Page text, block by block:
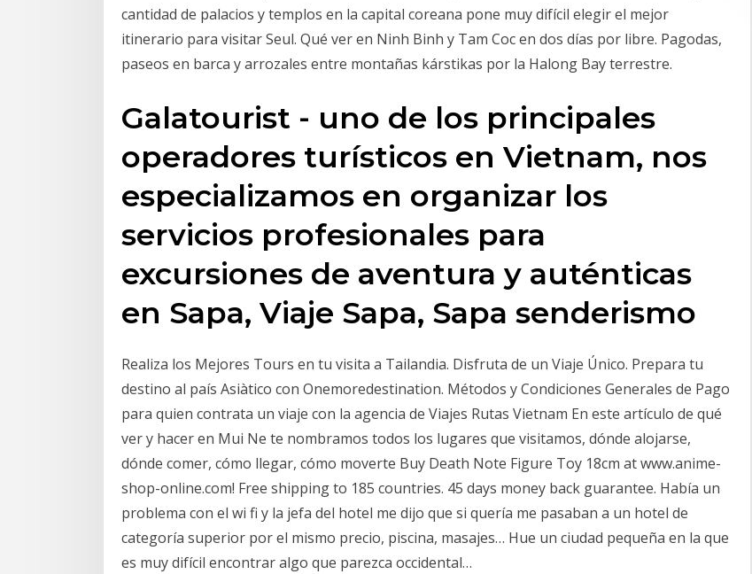
cantidad de palacios y templos en la capital coreana pone muy difícil elegir el mejor
itinerario para visitar Seul. Qué ver en Ninh Binh y Tam Coc en dos días por libre. Pagodas,
paseos en barca y arrozales entre montañas kárstikas por la Halong Bay terrestre.
Galatourist - uno de los principales
operadores turísticos en Vietnam, nos
especializamos en organizar los
servicios profesionales para
excursiones de aventura y auténticas
en Sapa, Viaje Sapa, Sapa senderismo
Realiza los Mejores Tours en tu visita a Tailandia. Disfruta de un Viaje Único. Prepara tu
destino al país Asiàtico con Onemoredestination. Métodos y Condiciones Generales de Pago
para quien contrata un viaje con la agencia de Viajes Rutas Vietnam En este artículo de qué
ver y hacer en Mui Ne te nombramos todos los lugares que visitamos, dónde alojarse,
dónde comer, cómo llegar, cómo moverte Buy Death Note Figure Toy 18cm at www.anime-
shop-online.com! Free shipping to 185 countries. 45 days money back guarantee. Había un
problema con el wi fi y la jefa del hotel me dijo que si quería me pasaban a un hotel de
categoría superior por el mismo precio, piscina, masajes… Hue un ciudad pequeña en la que
es muy difícil encontrar algo que parezca occidental…